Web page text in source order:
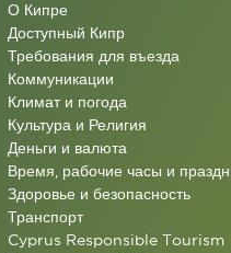
О Кипре
Доступный Кипр
Требования для въезда
Коммуникации
Климат и погода
Культура и Религия
Деньги и валюта
Время, рабочие часы и
Здоровье и безопасность
Транспорт
Cyprus Responsible Tourism